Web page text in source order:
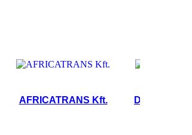
AFRICATRANS Kft. Dömötör Tamás